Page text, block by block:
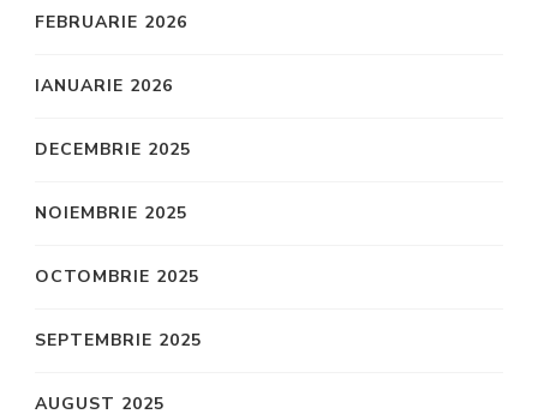
FEBRUARIE 2026
IANUARIE 2026
DECEMBRIE 2025
NOIEMBRIE 2025
OCTOMBRIE 2025
SEPTEMBRIE 2025
AUGUST 2025